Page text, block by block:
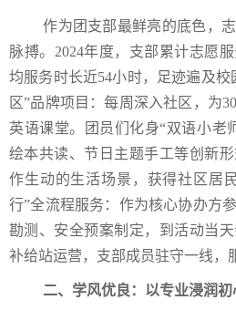
作为团支部最鲜亮的底色，
脉搏。2024年度，支部累计志愿
均服务时长近54小时，足迹遍及校
区”品牌项目：每周深入社区，为
英语课堂。团员们化身“双语小老
绘本共读、节日主题手工等创新
作生动的生活场景，获得社区居
行”全流程服务：作为核心协办方
勘测、安全预案制定，到活动当
补给站运营，支部成员驻守一线，
二、学风优良：以专业浸润